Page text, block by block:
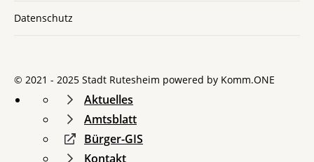
Datenschutz
© 2021 - 2025 Stadt Rutesheim powered by Komm.ONE
Aktuelles
Amtsblatt
Bürger-GIS
Kontakt